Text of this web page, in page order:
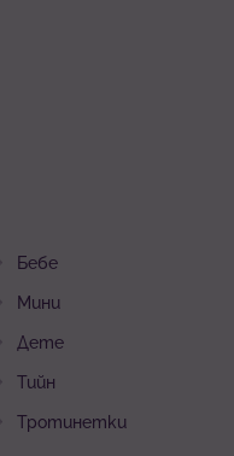
Бебе
Мини
Дете
Тийн
Тротинетки